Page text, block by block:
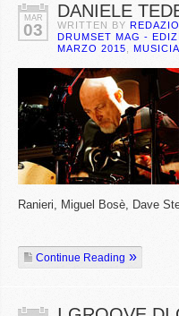
MAR
03
DANIELE
WRITTEN BY
DRUMSET MAG -
MARZO 2015
Ranieri, Miguel Bosè, Dave
Continue Reading